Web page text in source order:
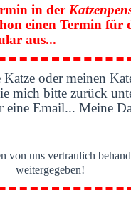
in der
einen Termin für
aus...
Katze oder meinen
mich bitte zurück
eine Email... Meine
von uns vertraulich
weitergegeben!